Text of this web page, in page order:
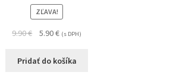
ZĽAVA!
9.90€ 5.90€ (s DPH)
Pridať do košíka